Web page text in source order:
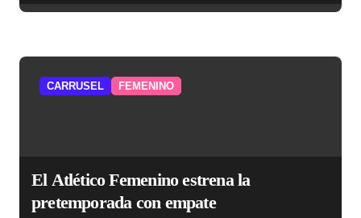
CARRUSEL FEMENINO
El Atlético Femenino estrena la
pretemporada con empate